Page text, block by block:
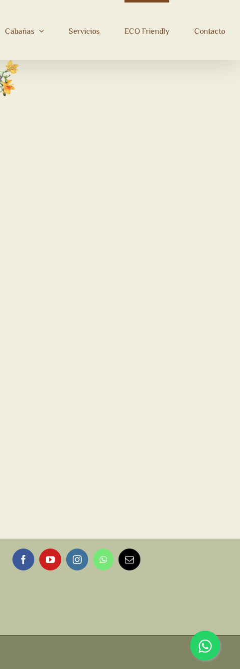
Cabañas Servicios ECO Friendly Contacto